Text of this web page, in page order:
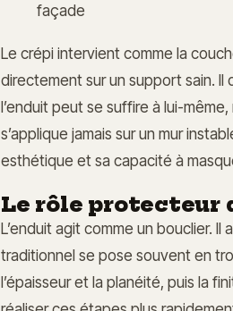
façade
Le crépi intervient comme la
directement sur un support sain.
l’enduit peut se suffire à lui-
s’applique jamais sur un mur
esthétique et sa capacité à
Le rôle protecteur
L’enduit agit comme un bouclier.
traditionnel se pose souvent en
l’épaisseur et la planéité, puis la